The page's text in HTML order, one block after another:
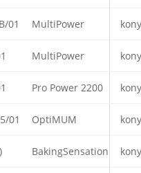
01 MultiPower
MultiPower
Pro Power 2200
01 OptiMUM
BakingSensation